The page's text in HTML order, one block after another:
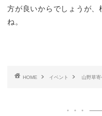
方が良いからでしょうが
ね。
HOME イベント 山野草寄